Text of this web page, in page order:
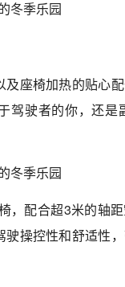
座椅加热的贴心
驾驶者的你，还是
，配合超3米的轴
操控性和舒适性